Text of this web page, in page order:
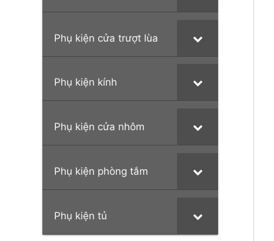
Phụ kiện cửa trượt lùa
Phụ kiện kính
Phụ kiện cửa nhôm
Phụ kiện phòng tắm
Phụ kiện tủ